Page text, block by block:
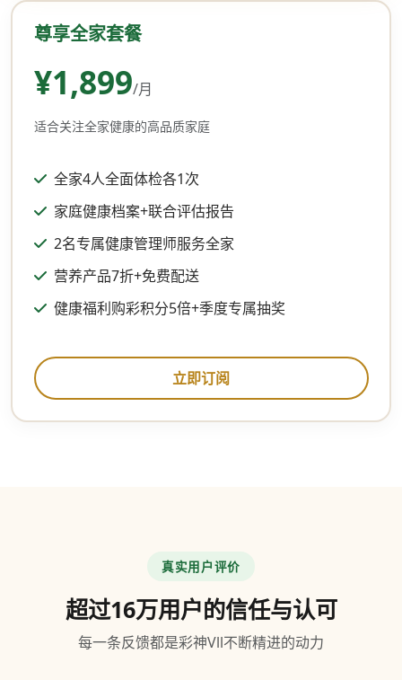
尊享全家套餐
¥1,899/月
适合关注全家健康的高品质家庭
全家4人全面体检各1次
家庭健康档案+联合评估报告
2名专属健康管理师服务全家
营养产品7折+免费配送
健康福利购彩积分5倍+季度专属抽奖
立即订阅
真实用户评价
超过16万用户的信任与认可
每一条反馈都是彩神Vll不断精进的动力